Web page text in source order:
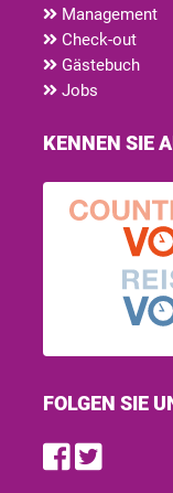
Management
Check-out
Gästebuch
Jobs
KENNEN SIE
FOLGEN SIE
Find us